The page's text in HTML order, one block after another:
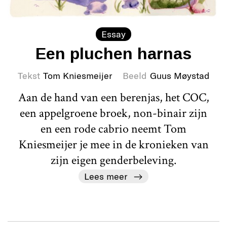
Essay
Een pluchen harnas
Tekst Tom Kniesmeijer Beeld Guus Møystad
Aan de hand van een berenjas, het COC,
een appelgroene broek, non-binair zijn
en een rode cabrio neemt Tom
Kniesmeijer je mee in de kronieken van
zijn eigen genderbeleving.
Lees meer